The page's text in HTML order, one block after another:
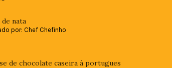
nata
por: Chef Chefinho
de chocolate caseira à portugues